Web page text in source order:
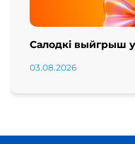
Салодкі выйгрыш
03.08.2026